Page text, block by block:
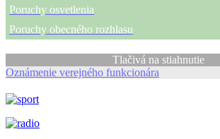
Poruchy osvetlenia
Poruchy obecného rozhlasu
Tlačivá na stiahnutie
Oznámenie verejného funkcionára